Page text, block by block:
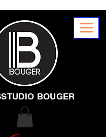
BOUGER